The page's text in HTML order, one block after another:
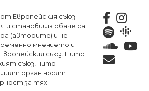
към
основното
съдържание
Европейския съюз.
и становища обаче са
(авторите) и не
мнението и
съюз. Нито
съюз, нито
орган носят
за тях.